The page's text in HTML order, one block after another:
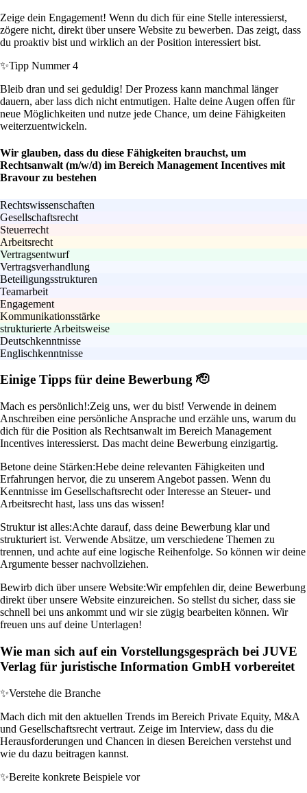
Zeige dein Engagement! Wenn du dich für eine Stelle interessierst,
zögere nicht, direkt über unsere Website zu bewerben. Das zeigt, dass
du proaktiv bist und wirklich an der Position interessiert bist.
✨Tipp Nummer 4
Bleib dran und sei geduldig! Der Prozess kann manchmal länger
dauern, aber lass dich nicht entmutigen. Halte deine Augen offen für
neue Möglichkeiten und nutze jede Chance, um deine Fähigkeiten
weiterzuentwickeln.
Wir glauben, dass du diese Fähigkeiten brauchst, um
Rechtsanwalt (m/w/d) im Bereich Management Incentives mit
Bravour zu bestehen
Rechtswissenschaften
Gesellschaftsrecht
Steuerrecht
Arbeitsrecht
Vertragsentwurf
Vertragsverhandlung
Beteiligungsstrukturen
Teamarbeit
Engagement
Kommunikationsstärke
strukturierte Arbeitsweise
Deutschkenntnisse
Englischkenntnisse
Einige Tipps für deine Bewerbung 🫡
Mach es persönlich!:Zeig uns, wer du bist! Verwende in deinem
Anschreiben eine persönliche Ansprache und erzähle uns, warum du
dich für die Position als Rechtsanwalt im Bereich Management
Incentives interessierst. Das macht deine Bewerbung einzigartig.
Betone deine Stärken:Hebe deine relevanten Fähigkeiten und
Erfahrungen hervor, die zu unserem Angebot passen. Wenn du
Kenntnisse im Gesellschaftsrecht oder Interesse an Steuer- und
Arbeitsrecht hast, lass uns das wissen!
Struktur ist alles:Achte darauf, dass deine Bewerbung klar und
strukturiert ist. Verwende Absätze, um verschiedene Themen zu
trennen, und achte auf eine logische Reihenfolge. So können wir deine
Argumente besser nachvollziehen.
Bewirb dich über unsere Website:Wir empfehlen dir, deine Bewerbung
direkt über unsere Website einzureichen. So stellst du sicher, dass sie
schnell bei uns ankommt und wir sie zügig bearbeiten können. Wir
freuen uns auf deine Unterlagen!
Wie man sich auf ein Vorstellungsgespräch bei JUVE
Verlag für juristische Information GmbH vorbereitet
✨Verstehe die Branche
Mach dich mit den aktuellen Trends im Bereich Private Equity, M&A
und Gesellschaftsrecht vertraut. Zeige im Interview, dass du die
Herausforderungen und Chancen in diesen Bereichen verstehst und
wie du dazu beitragen kannst.
✨Bereite konkrete Beispiele vor